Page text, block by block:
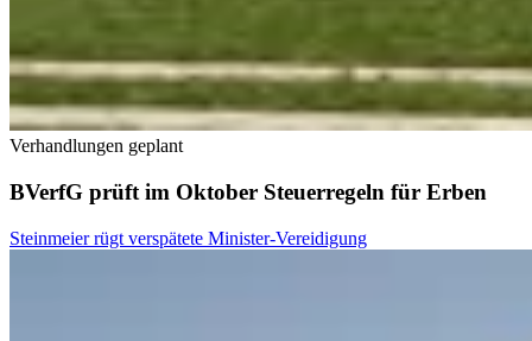
Verhandlungen geplant
BVerfG prüft im Oktober Steuerregeln für Erben
Steinmeier rügt verspätete Minister-Vereidigung